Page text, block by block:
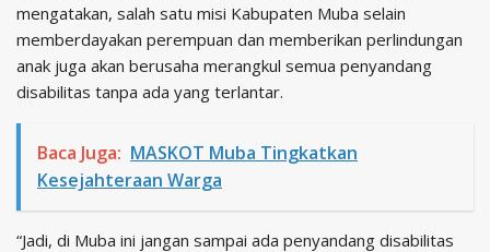
mengatakan, salah satu misi Kabupaten Muba selain
memberdayakan perempuan dan memberikan perlindungan
anak juga akan berusaha merangkul semua penyandang
disabilitas tanpa ada yang terlantar.
Baca Juga: MASKOT Muba Tingkatkan
Kesejahteraan Warga
“Jadi, di Muba ini jangan sampai ada penyandang disabilitas